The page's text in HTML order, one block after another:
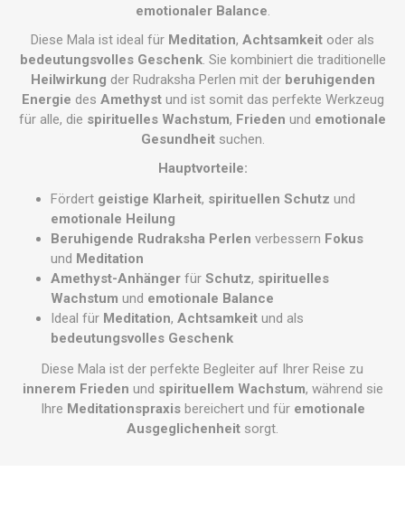
emotionaler Balance.
Diese Mala ist ideal für Meditation, Achtsamkeit oder als
bedeutungsvolles Geschenk. Sie kombiniert die traditionelle
Heilwirkung der Rudraksha Perlen mit der beruhigenden
Energie des Amethystund ist somit das perfekte Werkzeug
für alle, die spirituelles Wachstum, Frieden und emotionale
Gesundheitsuchen.
Hauptvorteile:
Fördert geistige Klarheit, spirituellen Schutz und
emotionale Heilung
Beruhigende Rudraksha Perlen verbessern Fokus
und Meditation
Amethyst-Anhänger für Schutz, spirituelles
Wachstum und emotionale Balance
Ideal für Meditation, Achtsamkeit und als
bedeutungsvolles Geschenk
Diese Mala ist der perfekte Begleiter auf Ihrer Reise zu
innerem Frieden und spirituellem Wachstum, während sie
Ihre Meditationspraxisbereichert und für emotionale
Ausgeglichenheit sorgt.